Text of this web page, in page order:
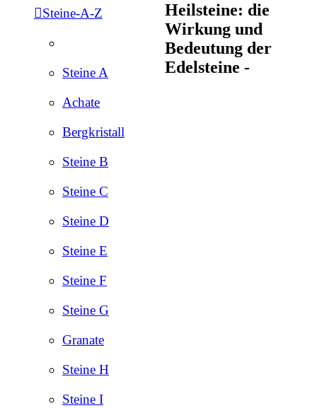
Steine-A-Z
Steine A
Achate
Bergkristall
Steine B
Steine C
Steine D
Steine E
Steine F
Steine G
Granate
Steine H
Steine I
Heilsteine: die
Wirkung und
Bedeutung der
Edelsteine -